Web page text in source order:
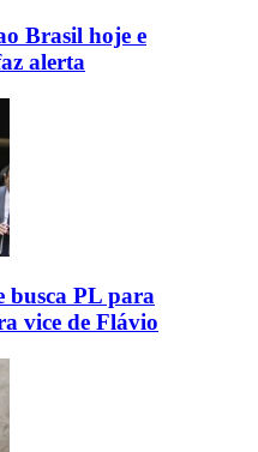
Brasil hoje e
alerta
busca PL para
vice de Flávio